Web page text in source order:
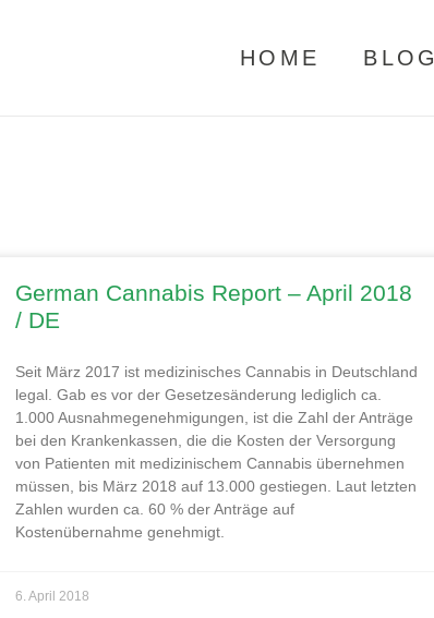
HOME BLOG
German Cannabis Report – April 2018
/ DE
Seit März 2017 ist medizinisches Cannabis in Deutschland
legal. Gab es vor der Gesetzesänderung lediglich ca.
1.000 Ausnahmegenehmigungen, ist die Zahl der Anträge
bei den Krankenkassen, die die Kosten der Versorgung
von Patienten mit medizinischem Cannabis übernehmen
müssen, bis März 2018 auf 13.000 gestiegen. Laut letzten
Zahlen wurden ca. 60 % der Anträge auf
Kostenübernahme genehmigt.
6. April 2018